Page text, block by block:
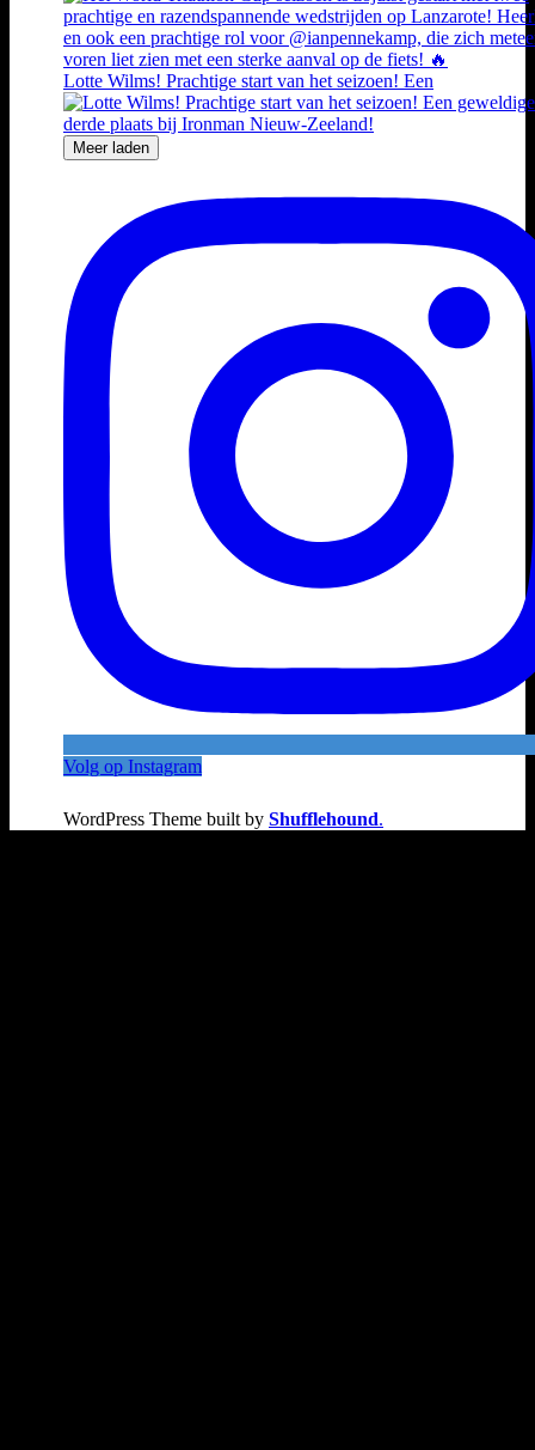
Lotte Wilms! Prachtige start van het seizoen! Een
Meer laden
Volg op Instagram
WordPress Theme built by Shufflehound.